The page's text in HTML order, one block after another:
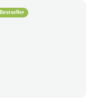
Bestseller